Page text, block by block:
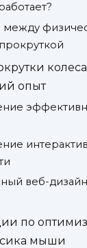
между
опыт
веб-
по
мыши